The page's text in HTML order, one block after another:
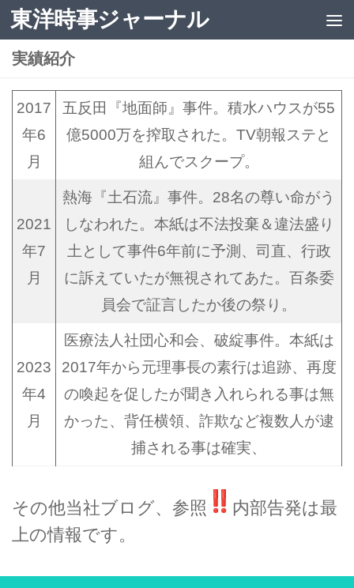
コンテンツへスキップ
東洋時事ジャーナル
実績紹介
2017
年6
月
五反田『地面師』事件。積水ハウスが55
億5000万を搾取された。TV朝報ステと
組んでスクープ。
2021
年7
月
熱海『土石流』事件。28名の尊い命がう
しなわれた。本紙は不法投棄＆違法盛り
土として事件6年前に予測、司直、行政
に訴えていたが無視されてあた。百条委
員会で証言したか後の祭り。
2023
年4
月
医療法人社団心和会、破綻事件。本紙は
2017年から元理事長の素行は追跡、再度
の喚起を促したが聞き入れられる事は無
かった、背任横領、詐欺など複数人が逮
捕される事は確実、
その他当社ブログ、参照
内部告発は最
上の情報です。